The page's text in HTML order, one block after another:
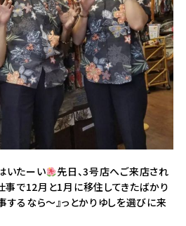
いたーい
先日、3号店へご来店され
で12月と1月に移住してきたばかり
するなら～』っとかりゆしを選びに来